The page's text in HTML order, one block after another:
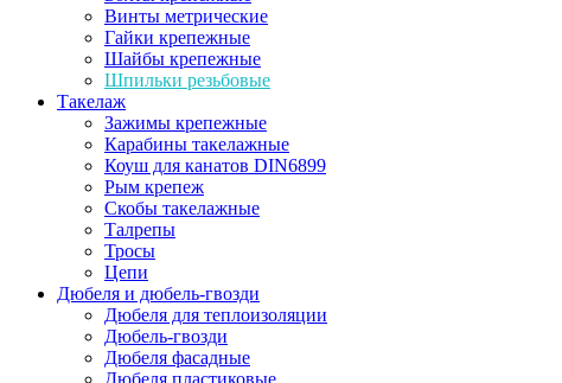
Винты метрические
Гайки крепежные
Шайбы крепежные
Шпильки резьбовые
Такелаж
Зажимы крепежные
Карабины такелажные
Коуш для канатов DIN6899
Рым крепеж
Скобы такелажные
Талрепы
Тросы
Цепи
Дюбеля и дюбель-гвозди
Дюбеля для теплоизоляции
Дюбель-гвозди
Дюбеля фасадные
Дюбеля пластиковые